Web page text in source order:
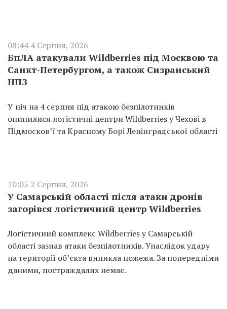
08:44 4 Серпня, 2026
БпЛА атакували Wildberries під Москвою та
Санкт-Петербургом, а також Сизранський
НПЗ
У ніч на 4 серпня під атакою безпілотників
опинилися логістичні центри Wildberries у Чехові в
Підмосков’ї та Красному Борі Ленінградської області
10:05 2 Серпня, 2026
У Самарській області після атаки дронів
загорівся логістичний центр Wildberries
Логістичний комплекс Wildberries у Самарській
області зазнав атаки безпілотників. Унаслідок удару
на території об’єкта виникла пожежа. За попередніми
даними, постраждалих немає.